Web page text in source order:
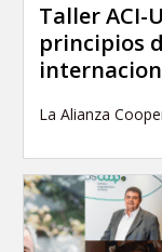
Taller ACI-
principios
La Alianza